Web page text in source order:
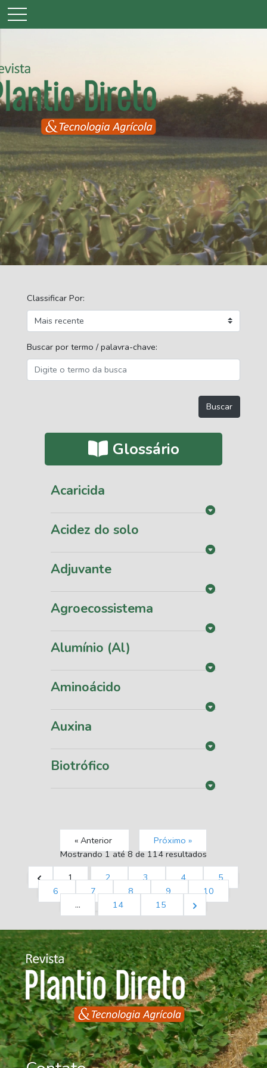
Classificar Por:
Buscar por termo / palavra-chave:
Glossário
Acaricida
Acidez do solo
Adjuvante
Agroecossistema
Alumínio (Al)
Aminoácido
Auxina
Biotrófico
« Anterior
Próximo »
Mostrando1até8 de114resultados
1
2 3 4
5
6
7 8 9
10
...
14 15